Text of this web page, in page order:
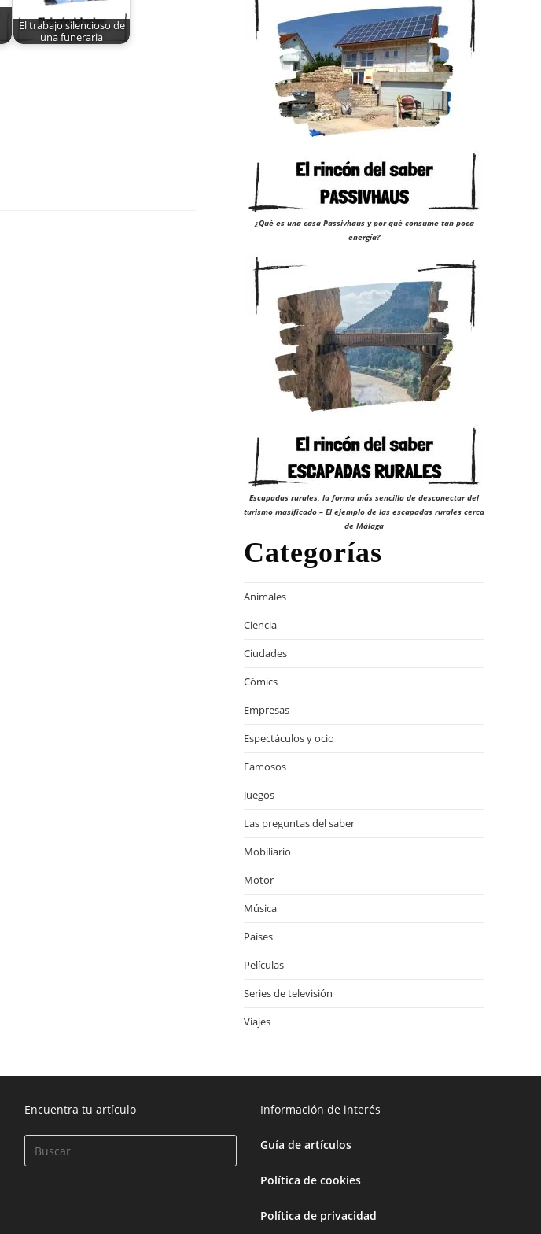
El trabajo silencioso de
una funeraria
¿Qué es una casa Passivhaus y por qué consume tan poca
energía?
Escapadas rurales, la forma más sencilla de desconectar del
turismo masificado – El ejemplo de las escapadas rurales cerca
de Málaga
Categorías
Animales
Ciencia
Ciudades
Cómics
Empresas
Espectáculos y ocio
Famosos
Juegos
Las preguntas del saber
Mobiliario
Motor
Música
Países
Películas
Series de televisión
Viajes
Encuentra tu artículo Información de interés
Guía de artículos
Política de cookies
Política de privacidad